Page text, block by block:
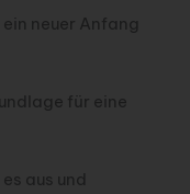
neuer Anfang
für eine
aus und